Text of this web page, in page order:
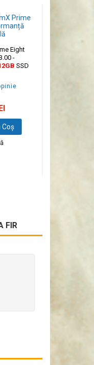
Eight
-
SSD
Coş
FIR